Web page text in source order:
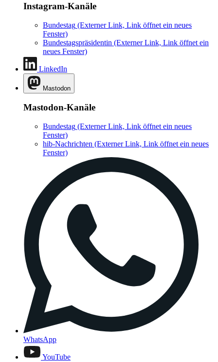
Instagram-Kanäle
Bundestag (Externer Link, Link öffnet ein neues
Fenster)
Bundestagspräsidentin (Externer Link, Link öffnet ein
neues Fenster)
LinkedIn
Mastodon
Mastodon-Kanäle
Bundestag (Externer Link, Link öffnet ein neues
Fenster)
hib-Nachrichten (Externer Link, Link öffnet ein neues
Fenster)
WhatsApp
YouTube